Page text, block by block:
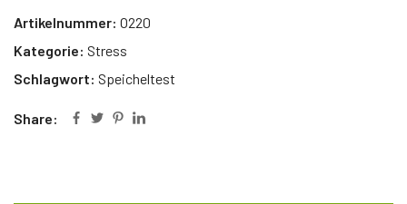
Artikelnummer: O220
Kategorie: Stress
Schlagwort: Speicheltest
Share: